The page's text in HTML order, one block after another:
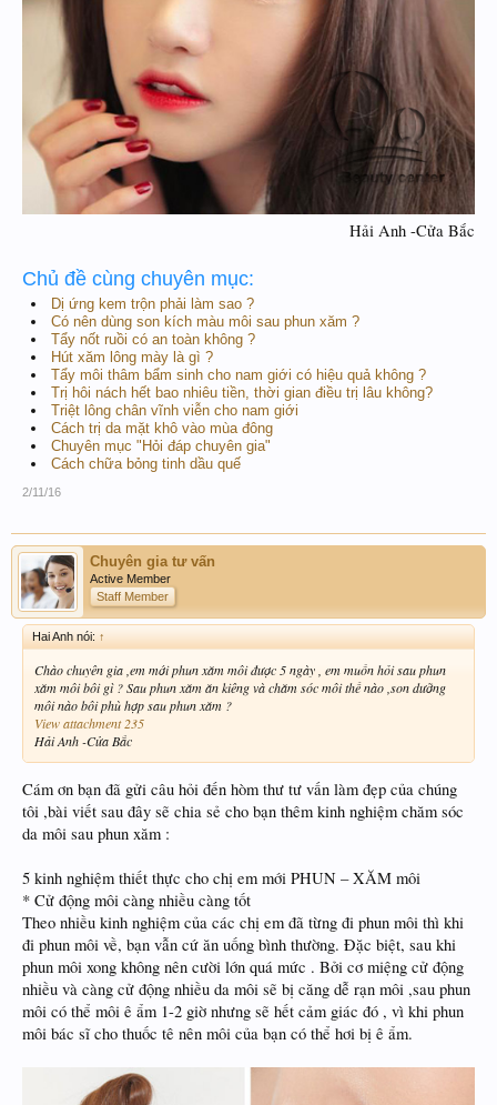
Hải Anh -Cửa Bắc​
Chủ đề cùng chuyên mục:
Dị ứng kem trộn phải làm sao ?
Có nên dùng son kích màu môi sau phun xăm ?
Tẩy nốt ruồi có an toàn không ?
Hút xăm lông mày là gì ?
Tẩy môi thâm bẩm sinh cho nam giới có hiệu quả không ?
Trị hôi nách hết bao nhiêu tiền, thời gian điều trị lâu không?
Triệt lông chân vĩnh viễn cho nam giới
Cách trị da mặt khô vào mùa đông
Chuyên mục "Hỏi đáp chuyên gia"
Cách chữa bỏng tinh dầu quế
2/11/16
Chuyên gia tư vấn
Active Member
Staff Member
Hai Anh nói: ↑
Chào chuyên gia ,em mới phun xăm môi được 5 ngày , em muốn hỏi sau phun
xăm môi bôi gì ? Sau phun xăm ăn kiêng và chăm sóc môi thế nào ,son dưỡng
môi nào bôi phù hợp sau phun xăm ?
View attachment 235
Hải Anh -Cửa Bắc
Cám ơn bạn đã gửi câu hỏi đến hòm thư tư vấn làm đẹp của chúng
tôi ,bài viết sau đây sẽ chia sẻ cho bạn thêm kinh nghiệm chăm sóc
da môi sau phun xăm :
5 kinh nghiệm thiết thực cho chị em mới PHUN – XĂM môi
* Cử động môi càng nhiều càng tốt
Theo nhiều kinh nghiệm của các chị em đã từng đi phun môi thì khi
đi phun môi về, bạn vẫn cứ ăn uống bình thường. Đặc biệt, sau khi
phun môi xong không nên cười lớn quá mức . Bởi cơ miệng cử động
nhiều và càng cử động nhiều da môi sẽ bị căng dễ rạn môi ,sau phun
môi có thể môi ê ẩm 1-2 giờ nhưng sẽ hết cảm giác đó , vì khi phun
môi bác sĩ cho thuốc tê nên môi của bạn có thể hơi bị ê ẩm.